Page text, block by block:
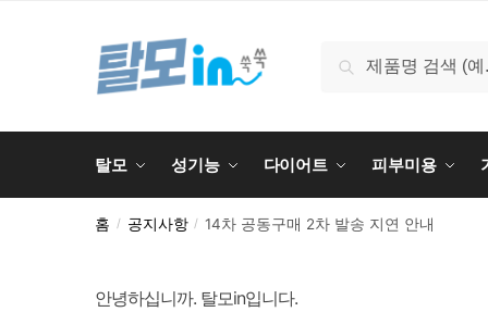
검색
탈모 성기능 다이어트 피부미용
홈 / 공지사항 / 14차 공동구매 2차 발송 지연 안내
안녕하십니까. 탈모in입니다.